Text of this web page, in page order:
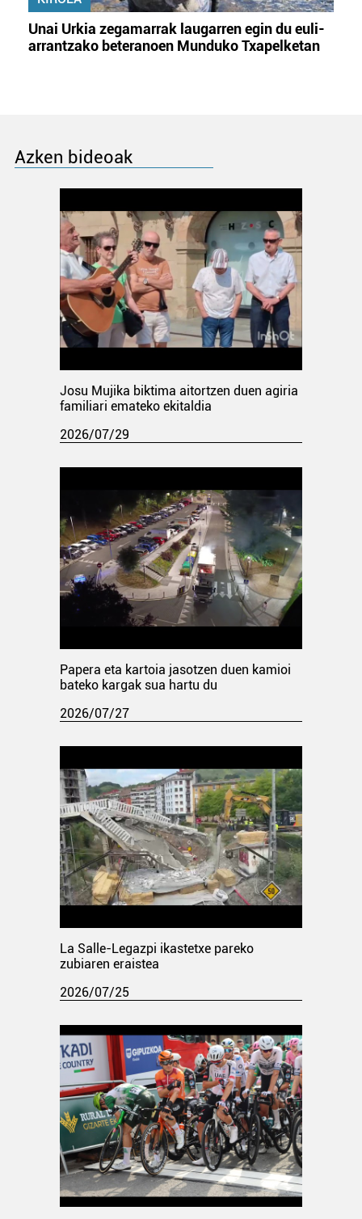
Unai Urkia zegamarrak laugarren egin du euli-
arrantzako beteranoen Munduko Txapelketan
Azken bideoak
Josu Mujika biktima aitortzen duen agiria
familiari emateko ekitaldia
2026/07/29
Papera eta kartoia jasotzen duen kamioi
bateko kargak sua hartu du
2026/07/27
La Salle-Legazpi ikastetxe pareko
zubiaren eraistea
2026/07/25